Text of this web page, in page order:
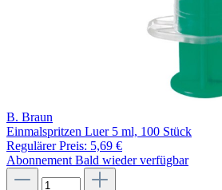
B. Braun
Einmalspritzen Luer 5 ml, 100 Stück
Regulärer Preis: 5,69 €
Abonnement Bald wieder verfügbar